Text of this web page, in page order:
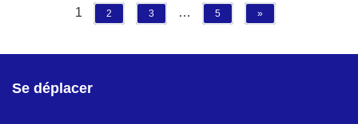
1 2 3 … 5 »
Se déplacer